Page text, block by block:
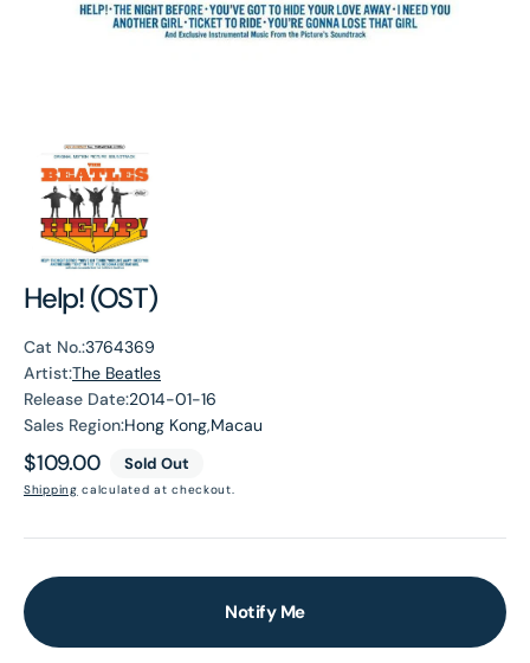
Help! (OST)
Cat No.:3764369
Artist:The Beatles
Release Date:2014-01-16
Sales Region:Hong Kong,Macau
Regular
price
$109.00 Sold Out
Shipping calculated at checkout.
Notify Me